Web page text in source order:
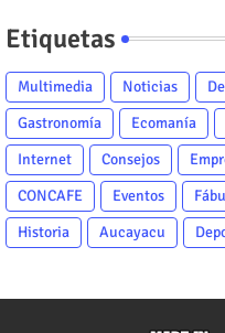
Etiquetas
Multimedia Noticias
Gastronomía
Ecomanía
Internet
Consejos
CONCAFE
Eventos
Historia
Aucayacu